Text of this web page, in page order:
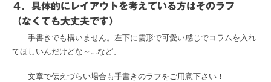
４．具体的にレイアウトを考えている方はそのラフ
（なくても大丈夫です）
手書きでも構いません。左下に雲形で可愛い感じでコラムを入れ
てほしいんだけどな～…など、
文章で伝えづらい場合も手書きのラフをご用意下さい！